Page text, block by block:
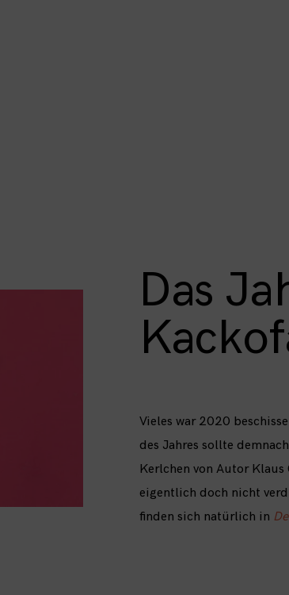
Das
Vieles war 2020
des Jahres sollte
Kerlchen von Autor
eigentlich doch nicht
finden sich natürlich in